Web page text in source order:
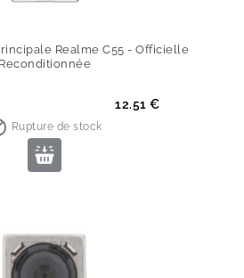
Realme C55 - Officielle
Reconditionnée
12.51 €
Rupture de stock